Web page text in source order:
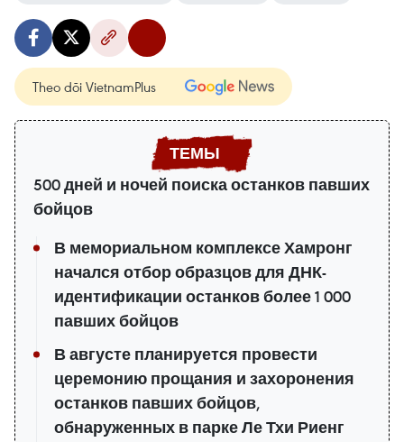
Theo dõi VietnamPlus
500 дней и ночей поиска останков павших
бойцов
В мемориальном комплексе Хамронг
начался отбор образцов для ДНК-
идентификации останков более 1 000
павших бойцов
В августе планируется провести
церемонию прощания и захоронения
останков павших бойцов,
обнаруженных в парке Ле Тхи Риенг